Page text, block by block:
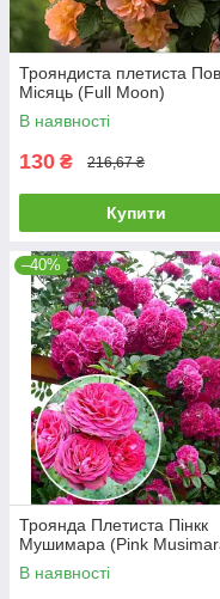
Трояндиста плетиста
Місяць (Full Moon)
В наявності
130 ₴ 216,67 ₴
Купити
–40%
Троянда Плетиста Пінкк
Мушимара (Pink
В наявності